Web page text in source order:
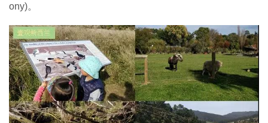
ony)。